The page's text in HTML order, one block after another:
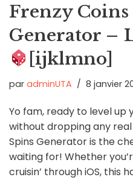
Frenzy
Generator –
[ijklmno]
par adminUTA 8 janvier
Yo fam, ready to level up
without dropping any real
Spins Generator is the
waiting for! Whether
cruisin’ through iOS, this